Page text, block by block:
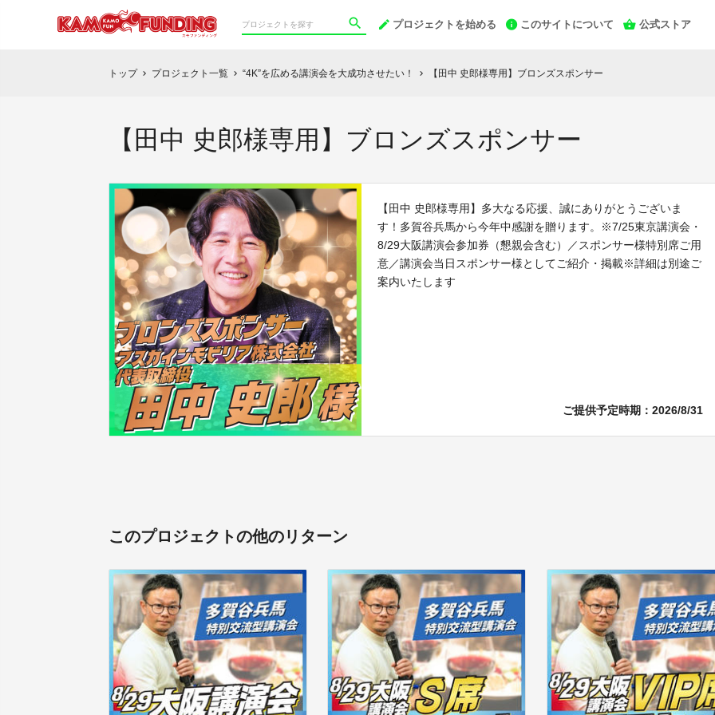
プロジェクトを始める このサイトについて 公式ストア
トップ chevron_right プロジェクト一覧 chevron_right “4K”を広める講演会を大成功させたい！ chevron_right 【田中 史郎様専用】ブロンズスポンサー
【田中 史郎様専用】ブロンズスポンサー
【田中 史郎様専用】多大なる応援、誠にありがとうございま
す！多賀谷兵馬から今年中感謝を贈ります。※7/25東京講演会・
8/29大阪講演会参加券（懇親会含む）／スポンサー様特別席ご用
意／講演会当日スポンサー様としてご紹介・掲載※詳細は別途ご
案内いたします
ご提供予定時期：2026/8/31
このプロジェクトの他のリターン